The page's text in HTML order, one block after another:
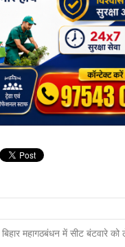
बिहार महागठबंधन में सीट बंटवारे